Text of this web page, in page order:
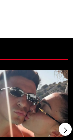
uno, los millones
de tendencia con el